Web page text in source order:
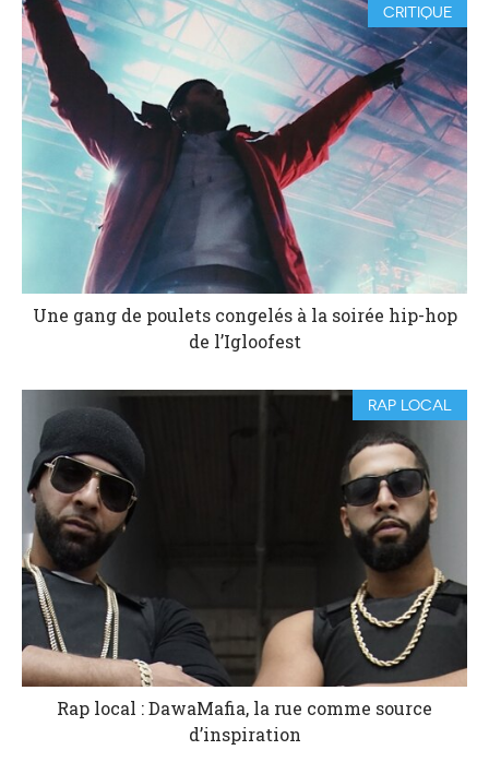
CRITIQUE
Une gang de poulets congelés à la soirée hip-hop
de l’Igloofest
RAP LOCAL
Rap local : DawaMafia, la rue comme source
d’inspiration